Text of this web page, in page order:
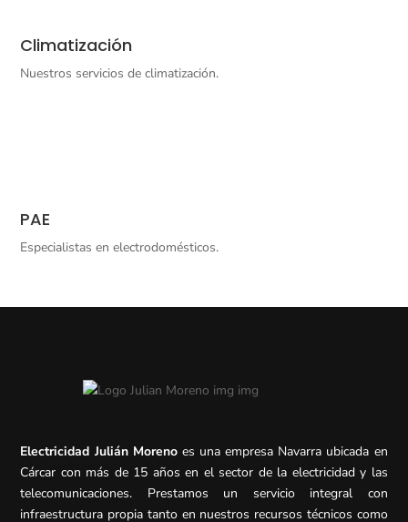
Climatización
Nuestros servicios de climatización.
PAE
Especialistas en electrodomésticos.
Electricidad Julián Morenoes una empresa Navarra ubicada en
Cárcar con más de 15 años en el sector de la electricidad y las
telecomunicaciones. Prestamos un servicio integral con
infraestructura propia tanto en nuestros recursos técnicos como